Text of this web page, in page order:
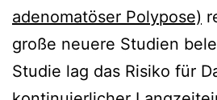
adenomatöser Polypose)
große neuere Studien
Studie lag das Risiko für